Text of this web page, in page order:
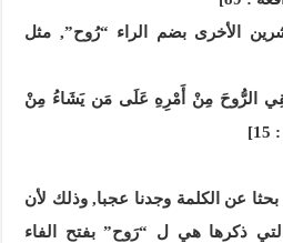
الأخرى بضم الراء “رُوح”, مثل
الرُّوحَ مِنْ أَمْرِهِ عَلَى مَن يَشَاءُ مِنْ
عن الكلمة وجدنا عجبا, وذلك لأن
التي ذكرها هي ل “رَوح” بفتح الفاء